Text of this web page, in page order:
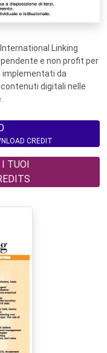
Linking
e non profit per
da
digitali nelle
CREDIT
I TUOI